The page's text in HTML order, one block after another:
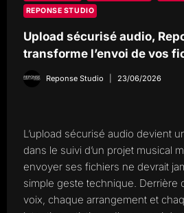
REPONSE STUDIO
Upload sécurisé audio,
transforme l’envoi de vos
Reponse Studio 23/06/2026
L’upload sécurisé audio devient
dans le suivi d’un projet musical
envoyer ses fichiers ne devrait
simple geste technique. Derrière
voix, chaque arrangement et